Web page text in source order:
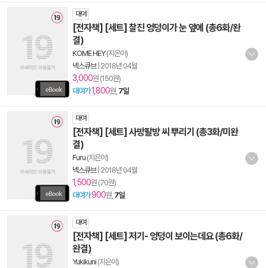
대여
[전자책] [세트] 찰진 엉덩이가 눈 앞에 (총6화/완
결)
KOME HEY(지은이)
넥스큐브| 2018년 04월
3,000원 (150원)
대여가1,800원, 7일
대여
[전자책] [세트] 사방팔방 씨 뿌리기 (총3화/미완
결)
Furu (지은이)
넥스큐브| 2018년 04월
1,500원 (70원)
대여가900원, 7일
대여
[전자책] [세트] 저기- 엉덩이 보이는데요 (총6화/
완결)
Yukikuni (지은이)